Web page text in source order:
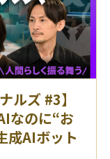
ルズ #3】
なのに“お
成AIボット